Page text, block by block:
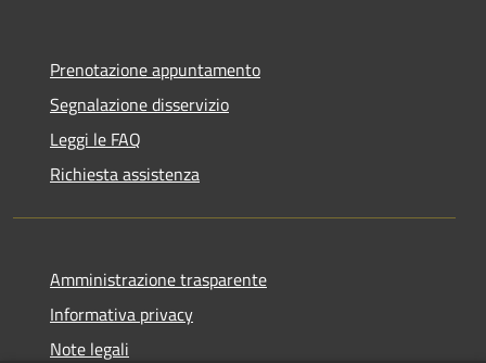
Prenotazione appuntamento
Segnalazione disservizio
Leggi le FAQ
Richiesta assistenza
Amministrazione trasparente
Informativa privacy
Note legali